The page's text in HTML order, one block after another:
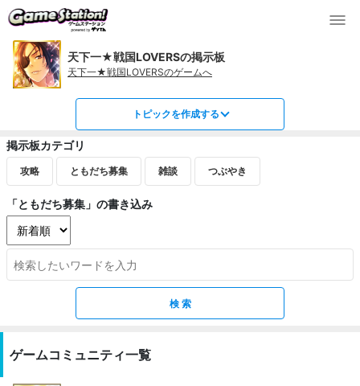
天下一★戦国LOVERSの掲示板
天下一★戦国LOVERSのゲームへ
トピックを作成する
掲示板カテゴリ
攻略 ともだち募集 雑談 つぶやき
「ともだち募集」の書き込み
ゲームコミュニティ一覧